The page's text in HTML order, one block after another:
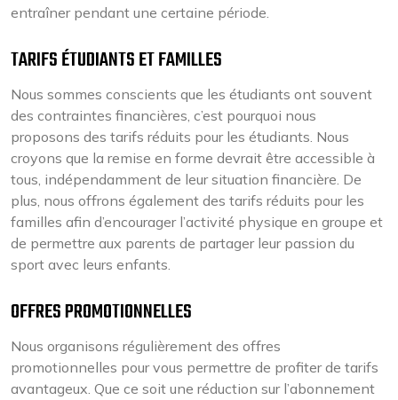
entraîner pendant une certaine période.
TARIFS ÉTUDIANTS ET FAMILLES
Nous sommes conscients que les étudiants ont souvent
des contraintes financières, c’est pourquoi nous
proposons des tarifs réduits pour les étudiants. Nous
croyons que la remise en forme devrait être accessible à
tous, indépendamment de leur situation financière. De
plus, nous offrons également des tarifs réduits pour les
familles afin d’encourager l’activité physique en groupe et
de permettre aux parents de partager leur passion du
sport avec leurs enfants.
OFFRES PROMOTIONNELLES
Nous organisons régulièrement des offres
promotionnelles pour vous permettre de profiter de tarifs
avantageux. Que ce soit une réduction sur l’abonnement